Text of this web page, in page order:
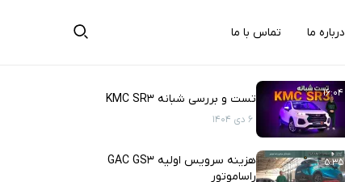
درباره ما تماس با ما
16:04 تست و بررسی شبانه KMC SR3
6 دی 1404
5:35
هزینه سرویس اولیه GAC GS3
راساموتور